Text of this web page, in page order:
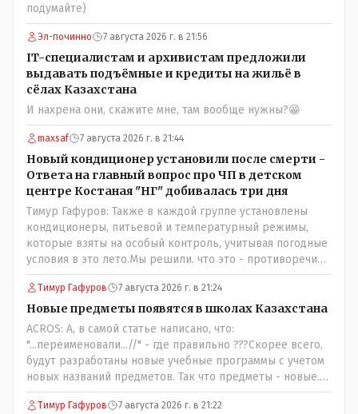
подумайте)
Эл-починно 7 августа 2026 г. в 21:56
IT-специалистам и архивистам предложили
выдавать подъёмные и кредиты на жильё в
сёлах Казахстана
И нахрена они, скажите мне, там вообще нужны?😁
maxsaf 7 августа 2026 г. в 21:44
Новый кондиционер установили после смерти -
Ответа на главный вопрос про ЧП в детском
центре Костаная "НГ" добивалась три дня
Тимур Гафуров: Также в каждой группе установлены
кондиционеры, питьевой и температурный режимы,
которые взяты на особый контроль, учитывая погодные
условия в это лето.Мы решили. что это - противоречие.
Вы считаете иначе?Ну тут противоречия нет. Этот
комментарий прозвучал на следующий день после
трагедии, то есть 29 июля, когда спешно установили и
воду, и новые кондиционеры, и впервые поставили
температурный режим на контроль. То есть первая
часть - информация до трагедии, вторая часть -
информация после трагедии, когда все уже было
Тимур Гафуров 7 августа 2026 г. в 21:24
Новые предметы появятся в школах Казахстана
ACROS: А, в самой статье написано, что:
"...переименовали...//" - где правильно ???Скорее всего,
будут разработаны новые учебные программы с учетом
новых названий предметов. Так что предметы - новые.
Хоть и переименованные)
Тимур Гафуров 7 августа 2026 г. в 21:22